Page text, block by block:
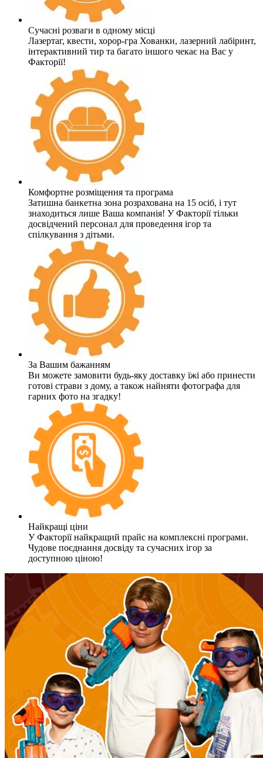
Сучасні розваги в одному місці
Лазертаг, квести, хорор-гра Хованки, лазерний лабіринт,
інтерактивний тир та багато іншого чекає на Вас у
Факторії!
Комфортне розміщення та програма
Затишна банкетна зона розрахована на 15 осіб, і тут
знаходиться лише Ваша компанія! У Факторії тільки
досвідчений персонал для проведення ігор та
спілкування з дітьми.
За Вашим бажанням
Ви можете замовити будь-яку доставку їжі або принести
готові страви з дому, а також найняти фотографа для
гарних фото на згадку!
Найкращі ціни
У Факторії найкращий прайс на комплексні програми.
Чудове поєднання досвіду та сучасних ігор за
доступною ціною!